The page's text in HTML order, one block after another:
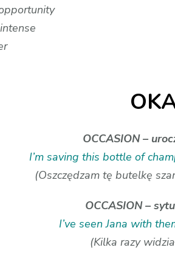
OCCASION –
I’m saving this bottle of
(Oszczędzam tę butelkę
OCCASION –
I’ve seen Jana with
(Kilka razy